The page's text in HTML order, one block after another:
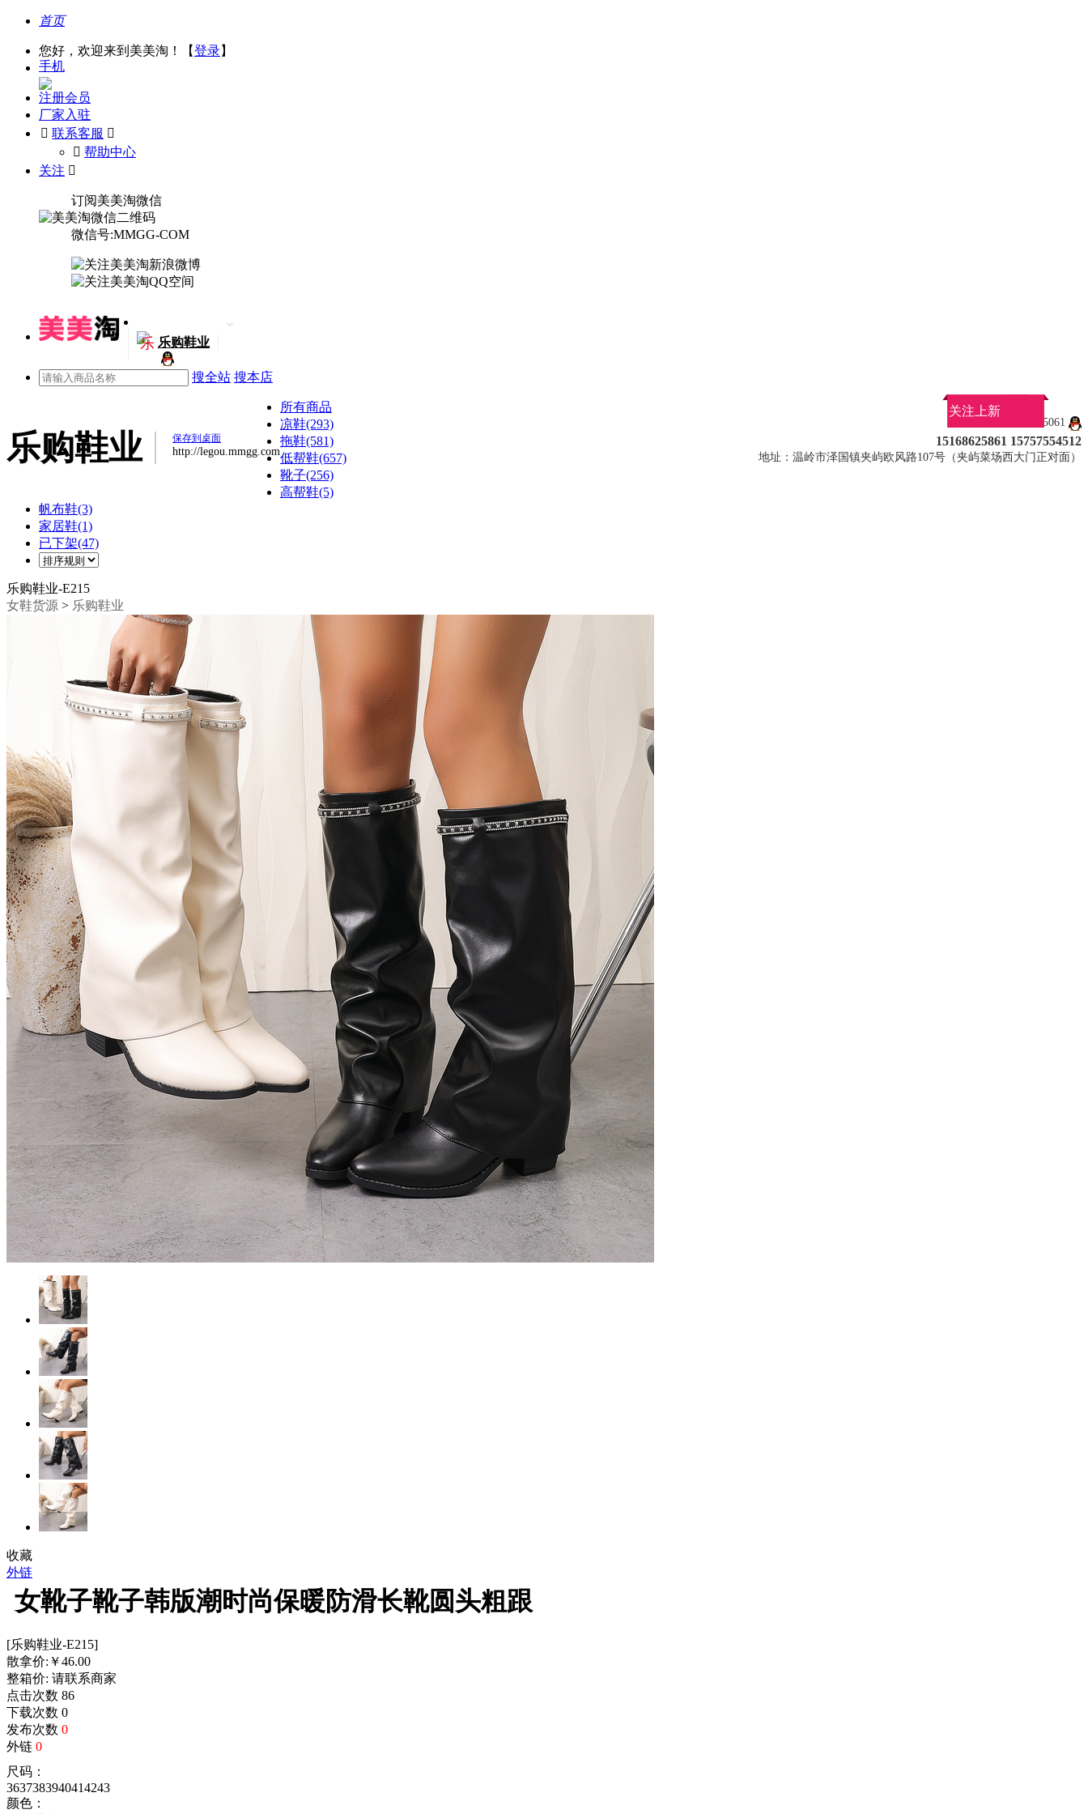
首页
您好，欢迎来到美美淘！【登录】
手机
注册会员
厂家入驻
 联系客服 
󰅃 帮助中心
关注 
订阅美美淘微信
微信号:MMGG-COM
乐 乐购鞋业
搜全站 搜本店
乐购鞋业 保存到桌面
http://legou.mmgg.com
QQ：3180585061
15168625861 15757554512
地址：温岭市泽国镇夹屿欧风路107号（夹屿菜场西大门正对面）
关注上新
所有商品
凉鞋(293)
拖鞋(581)
低帮鞋(657)
靴子(256)
高帮鞋(5)
帆布鞋(3)
家居鞋(1)
已下架(47)
乐购鞋业-E215
女鞋货源 > 乐购鞋业
收藏
外链
女靴子靴子韩版潮时尚保暖防滑长靴圆头粗跟
[乐购鞋业-E215]
散拿价: ￥46.00
整箱价: 请联系商家
点击次数 86
下载次数 0
发布次数 0
外链 0
尺码：
3637383940414243
颜色：